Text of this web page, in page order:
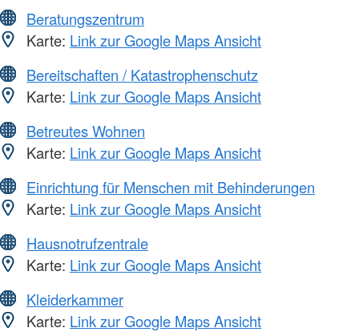
Beratungszentrum
Karte: Link zur Google Maps Ansicht
Bereitschaften / Katastrophenschutz
Karte: Link zur Google Maps Ansicht
Betreutes Wohnen
Karte: Link zur Google Maps Ansicht
Einrichtung für Menschen mit Behinderungen
Karte: Link zur Google Maps Ansicht
Hausnotrufzentrale
Karte: Link zur Google Maps Ansicht
Kleiderkammer
Karte: Link zur Google Maps Ansicht